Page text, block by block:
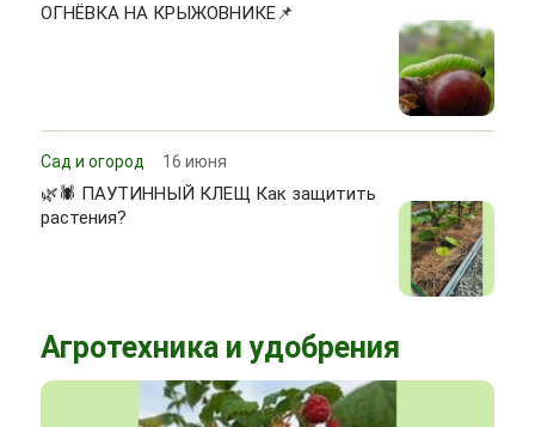
ОГНЁВКА НА КРЫЖОВНИКЕ📌
Сад и огород 16 июня
🌿🕷 ПАУТИННЫЙ КЛЕЩ Как защитить
растения?
Агротехника и удобрения